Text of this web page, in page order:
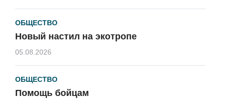
ОБЩЕСТВО
Новый настил на экотропе
05.08.2026
ОБЩЕСТВО
Помощь бойцам